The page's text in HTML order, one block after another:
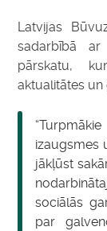
Latvijas
sadarbībā ar
pārskatu,
aktualitātes un
izaugsmes
jākļūst
sociālās
par